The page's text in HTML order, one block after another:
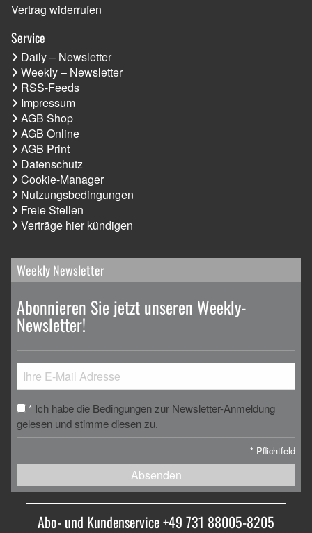
Vertrag widerrufen
Service
Daily – Newsletter
Weekly – Newsletter
RSS-Feeds
Impressum
AGB Shop
AGB Online
AGB Print
Datenschutz
Cookie-Manager
Nutzungsbedingungen
Freie Stellen
Verträge hier kündigen
Weekly Newsletter
Abonnieren Sie jetzt unseren Weekly-
Newsletter!
* Ich habe die Bedingungen zur Newsletter-Anmeldung
gelesen und stimme diesen zu.
* Pflichtfeld
Absenden
Abo- und Kundenservice +49 731 88005-8205